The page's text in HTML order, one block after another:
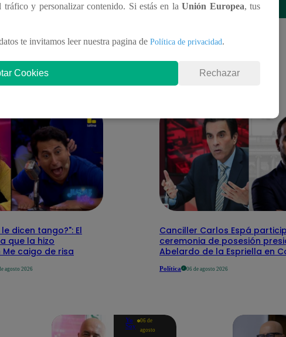
dicen tango?": El
que la hizo
caigo de risa
agosto 2026
Canciller Carlos Espá
ceremonia de posesión
Abelardo de la Espriella en
Política 06 de agosto 2026
Yo
Soy
06 de
agosto
tráfico y personalizar contenido. Si estás en laUnión Europea, tus
te invitamos leer nuestra pagina de Política de privacidad.
Cookies Rechazar